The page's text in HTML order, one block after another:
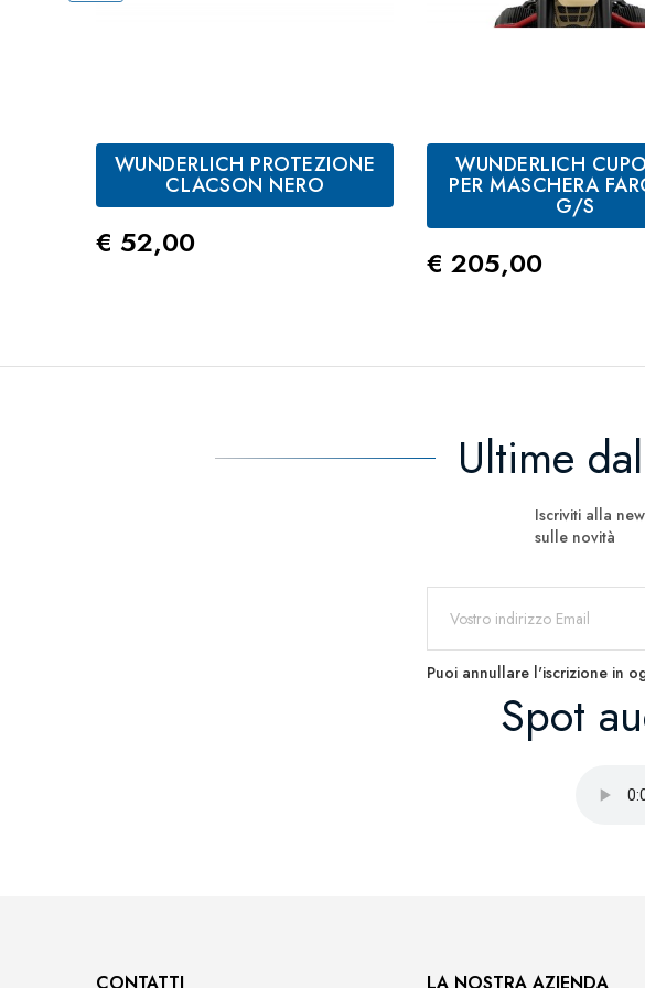
WUNDERLICH PROTEZIONE
CLACSON NERO
Prezzo
€ 52,00
WUNDERLICH
PER MASCHERA
G/S
Prezzo
€ 205,00
Ultime
Iscriviti alla
sulle novità
Puoi annullare l'iscrizione in
Spot
CONTATTI LA NOSTRA AZIENDA